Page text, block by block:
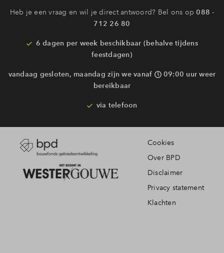
Heb je een vraag en wil je direct antwoord? Bel ons op088 -
712 26 80
6 dagen per week beschikbaar (behalve tijdens
feestdagen)
vandaag gesloten, maandag zijn we vanaf
09:00 uur weer
bereikbaar
via telefoon
Cookies
Over BPD
Disclaimer
Privacy statement
Klachten